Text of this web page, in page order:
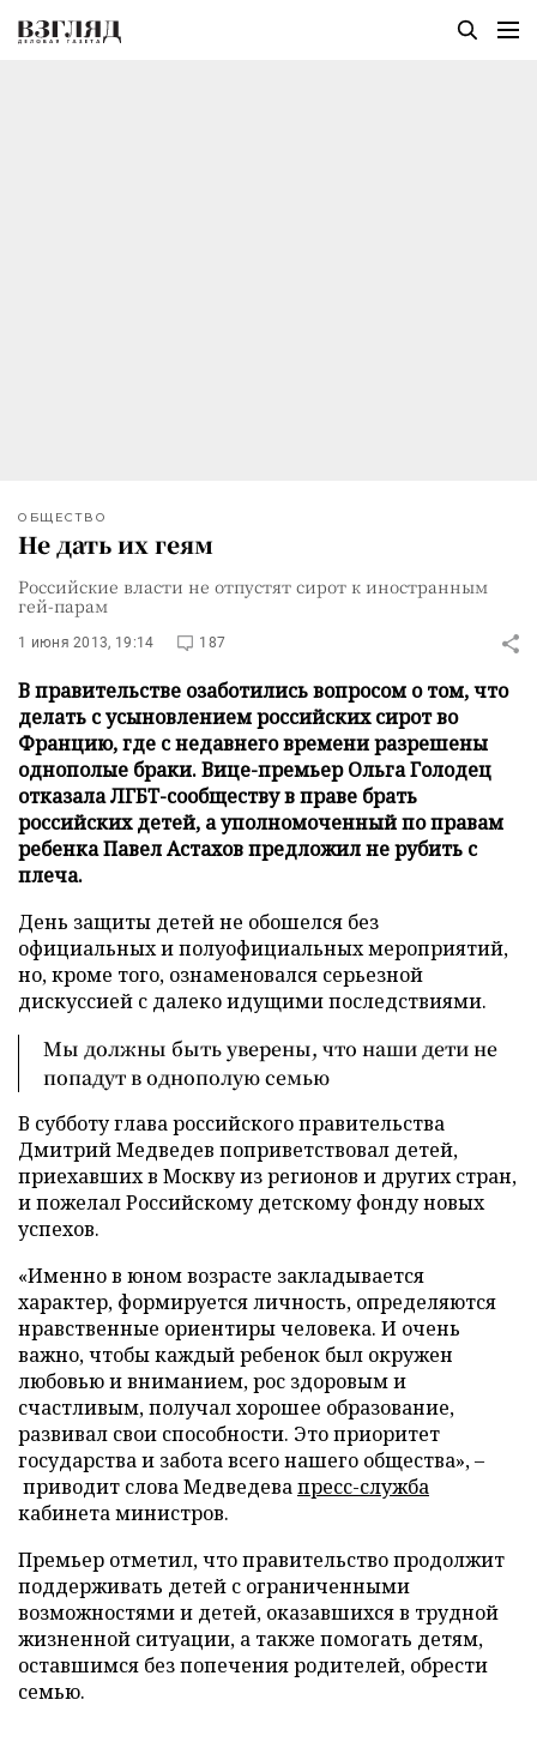
ОБЩЕСТВО
Не дать их геям
Российские власти не отпустят сирот к иностранным
гей-парам
1 июня 2013, 19:14 187
В правительстве озаботились вопросом о том, что
делать с усыновлением российских сирот во
Францию, где с недавнего времени разрешены
однополые браки. Вице-премьер Ольга Голодец
отказала ЛГБТ-сообществу в праве брать
российских детей, а уполномоченный по правам
ребенка Павел Астахов предложил не рубить с
плеча.
День защиты детей не обошелся без
официальных и полуофициальных мероприятий,
но, кроме того, ознаменовался серьезной
дискуссией с далеко идущими последствиями.
Мы должны быть уверены, что наши дети не
попадут в однополую семью
В субботу глава российского правительства
Дмитрий Медведев поприветствовал детей,
приехавших в Москву из регионов и других стран,
и пожелал Российскому детскому фонду новых
успехов.
«Именно в юном возрасте закладывается
характер, формируется личность, определяются
нравственные ориентиры человека. И очень
важно, чтобы каждый ребенок был окружен
любовью и вниманием, рос здоровым и
счастливым, получал хорошее образование,
развивал свои способности. Это приоритет
государства и забота всего нашего общества», –
приводит слова Медведевапресс-служба
кабинета министров.
Премьер отметил, что правительство продолжит
поддерживать детей с ограниченными
возможностями и детей, оказавшихся в трудной
жизненной ситуации, а также помогать детям,
оставшимся без попечения родителей, обрести
семью.